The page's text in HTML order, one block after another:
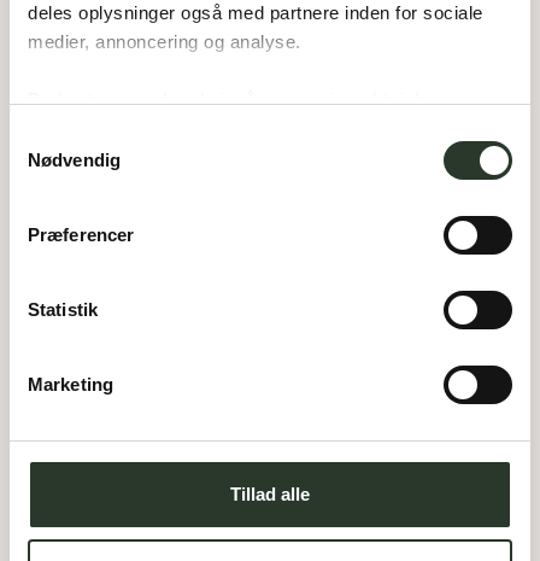
deles oplysninger også med partnere inden for sociale
medier, annoncering og analyse.
Du bestemmer, hvad vi må gemme i værktøjskassen –
Nødvendig
Præferencer
Statistik
Marketing
Tillad alle
27
28 Kontakt for pris
29
30 Kontakt for pris
31 898m²
33 930m²